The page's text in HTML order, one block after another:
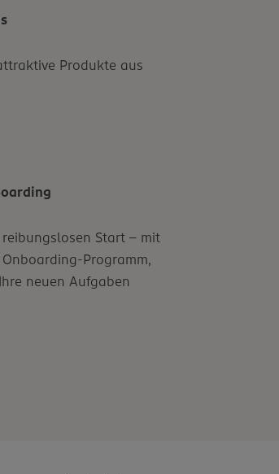
Produkte aus
Start – mit
Programm,
neuen Aufgaben